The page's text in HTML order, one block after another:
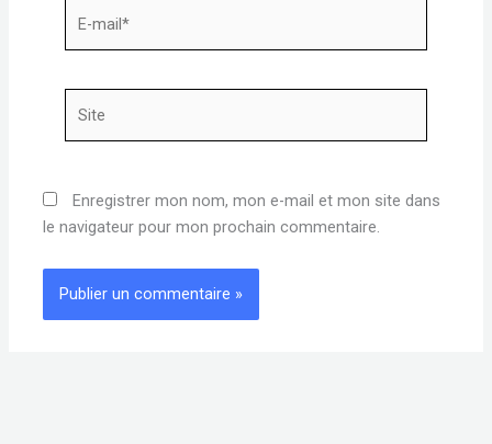
mail*
Enregistrer mon nom, mon e-mail et mon site dans
le navigateur pour mon prochain commentaire.